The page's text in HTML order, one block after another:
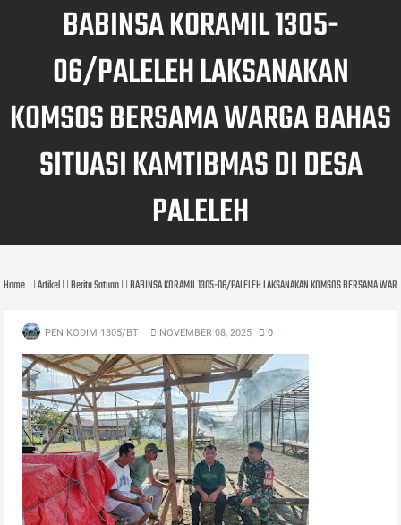
BABINSA KORAMIL 1305-
06/PALELEH LAKSANAKAN
KOMSOS BERSAMA WARGA BAHAS
SITUASI KAMTIBMAS DI DESA
PALELEH
Home Artikel Berita Satuan BABINSA KORAMIL 1305-06/PALELEH LAKSANAKAN KOMSOS BERSAMA
PEN KODIM 1305/BT NOVEMBER 08, 2025 0